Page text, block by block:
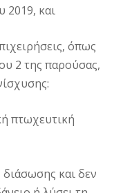
2019, και
όπως
2 της παρούσας,
πτωχευτική
και δεν